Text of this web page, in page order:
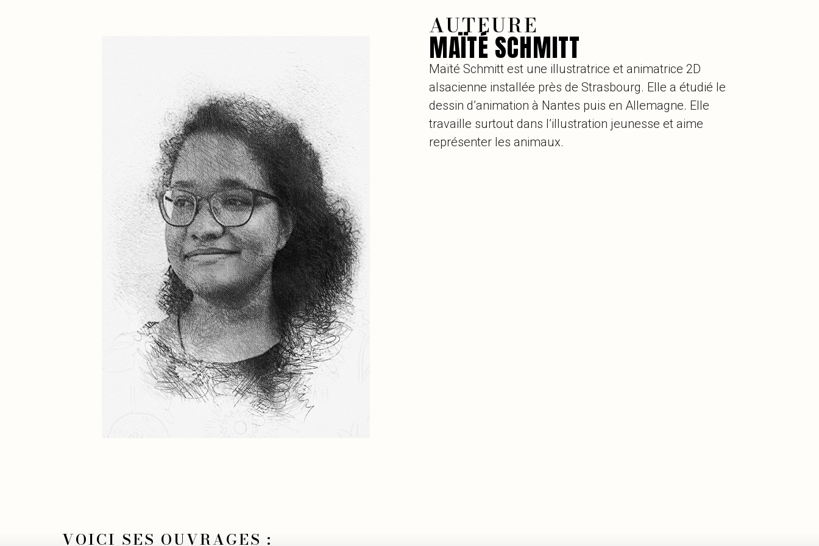
AUTEURE
MAÏTÉ SCHMITT
Maïté Schmitt est une illustratrice et animatrice 2D
alsacienne installée près de Strasbourg. Elle a étudié le
dessin d’animation à Nantes puis en Allemagne. Elle
travaille surtout dans l’illustration jeunesse et aime
représenter les animaux.
VOICI SES OUVRAGES :